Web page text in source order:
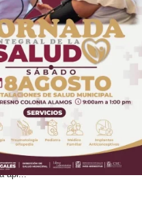
la prevención con
la importancia de fomentar
apr...